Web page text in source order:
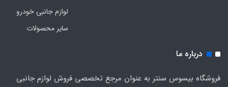
لوازم جانبی خودرو
سایر محصولات
درباره ما
فروشگاه بیسوس سنتر به عنوان مرجع تخصصی فروش لوازم جانبی